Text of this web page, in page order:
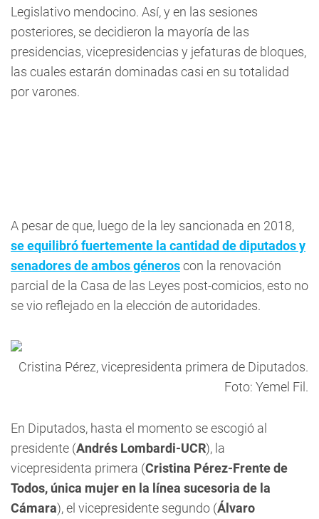
Legislativo mendocino. Así, y en las sesiones
posteriores, se decidieron la mayoría de las
presidencias, vicepresidencias y jefaturas de bloques,
las cuales estarán dominadas casi en su totalidad
por varones.
A pesar de que, luego de la ley sancionada en 2018,
se equilibró fuertemente la cantidad de diputados y
senadores de ambos géneroscon la renovación
parcial de la Casa de las Leyes post-comicios, esto no
se vio reflejado en la elección de autoridades.
Cristina Pérez, vicepresidenta primera de Diputados.
Foto: Yemel Fil.
En Diputados, hasta el momento se escogió al
presidente (Andrés Lombardi-UCR), la
vicepresidenta primera (Cristina Pérez-Frente de
Todos, única mujer en la línea sucesoria de la
Cámara), el vicepresidente segundo (Álvaro